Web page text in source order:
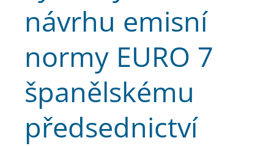
návrhu emisní
normy EURO 7
španělskému
předsednictví